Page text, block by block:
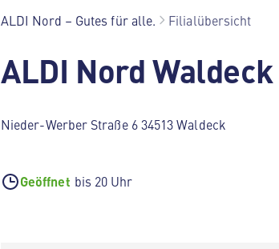
ALDI Nord – Gutes für alle. Filialübersicht
ALDI Nord Waldeck
Nieder-Werber Straße 6 34513 Waldeck
Geöffnet bis 20 Uhr